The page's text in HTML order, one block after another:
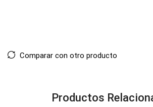
Comparar con otro producto
Productos